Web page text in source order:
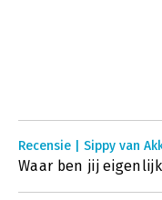
Recensie | Sippy van
Waar ben jij